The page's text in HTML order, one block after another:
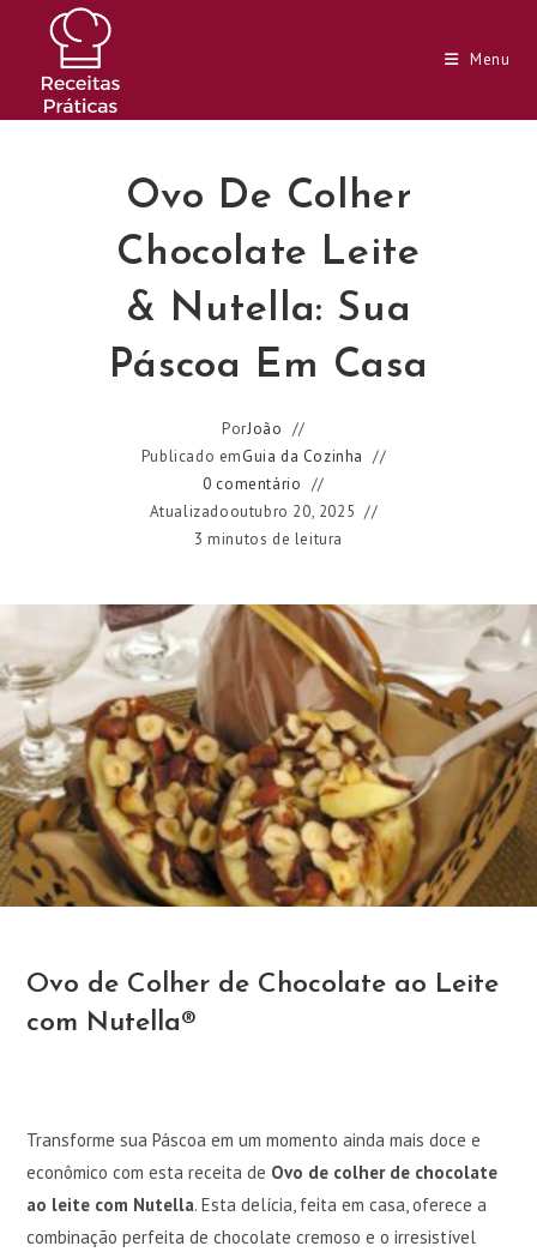
conteúdo
Menu
Ovo De Colher
Chocolate Leite
& Nutella: Sua
Páscoa Em Casa
PorJoão
Publicado emGuia da Cozinha
0 comentário
Atualizadooutubro 20, 2025
3 minutos de leitura
Ovo de Colher de Chocolate ao Leite
com Nutella®
Transforme sua Páscoa em um momento ainda mais doce e
econômico com esta receita de Ovo de colher de chocolate
ao leite com Nutella. Esta delícia, feita em casa, oferece a
combinação perfeita de chocolate cremoso e o irresistível